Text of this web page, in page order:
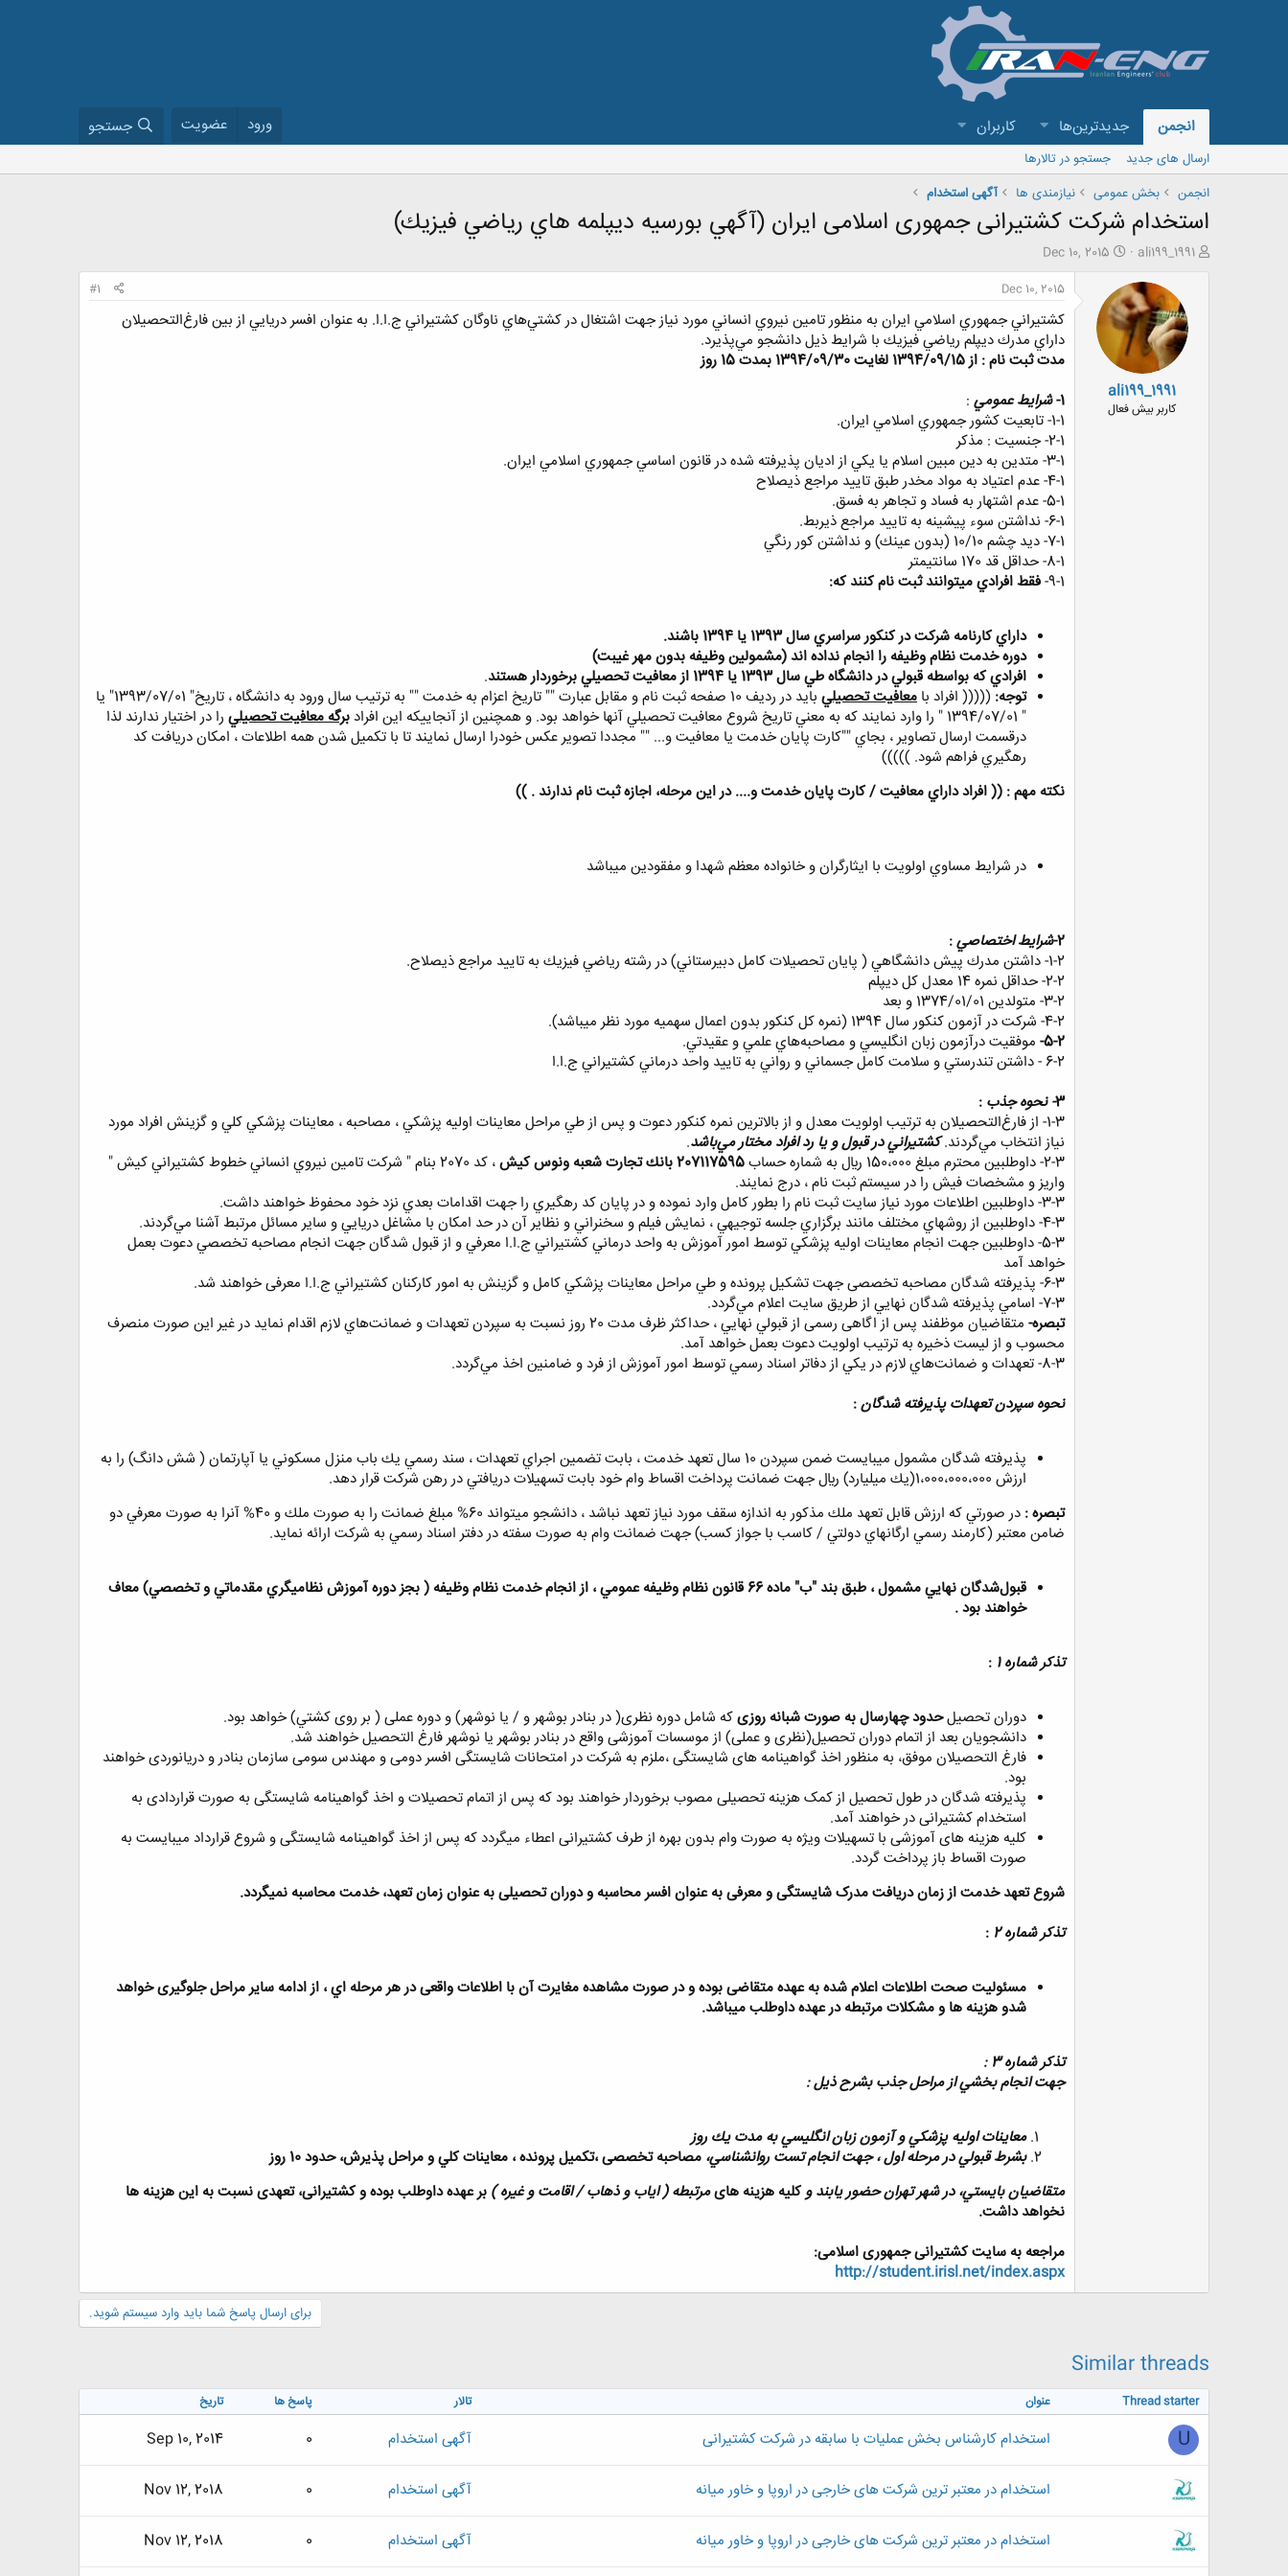
انجمن جدیدترین‌ها کاربران ورود عضویت جستجو
ارسال های جدید
جستجو در تالارها
انجمن
بخش عمومی نیازمندی ها آگهی استخدام
استخدام شرکت کشتیرانی جمهوری اسلامی ایران (آگهي بورسيه ديپلمه هاي‌ رياضي فيزيك)
ش
ali199_1991
ت
ی
خ
ر
ع
Dec 10, 2015
ali199_1991
کاربر بیش فعال
Dec 10, 2015
#1
كشتيراني جمهوري اسلامي ايران به منظور تامين نيروي انساني مورد نياز جهت اشتغال در كشتي‌هاي ناوگان كشتيراني ج.ا.ا. به عنوان افسر دريايي از بين فارغ‌التحصيلان
داراي مدرك ديپلم رياضي فيزيك با شرايط ذيل دانشجو مي‌پذيرد.
مدت ثبت نام : از 1394/09/15 لغايت 1394/09/30 بمدت 15 روز
1- شرايط عمومي :
1-1- تابعيت كشور جمهوري اسلامي ايران.
2-1- جنسيت : مذكر
3-1- متدين به دين مبين اسلام يا يكي از اديان پذيرفته شده در قانون اساسي جمهوري اسلامي ايران.
4-1- عدم اعتياد به مواد مخدر طبق تاييد مراجع ذيصلاح
5-1- عدم اشتهار به فساد و تجاهر به فسق.
6-1- نداشتن سوء‌ پيشينه به تاييد مراجع ذيربط.
7-1- ديد چشم 10/10 (بدون عينك) و نداشتن كور رنگي
8-1- حداقل قد 170 سانتيمتر
9-1- فقط افرادي ميتوانند ثبت نام كنند كه:
داراي كارنامه شركت در كنكور سراسري سال 1393 يا 1394 باشند.
دوره خدمت نظام وظيفه را انجام نداده اند (مشمولين وظيفه بدون مهر غيبت)
افرادي كه بواسطه قبولي در دانشگاه طي سال 1393 يا 1394 از معافيت تحصيلي برخوردار هستند
.
توجه: ((((( افراد با معافيت تحصيلي
بايد در رديف 10 صفحه ثبت نام و مقابل عبارت "" تاريخ اعزام به خدمت "" به ترتيب سال ورود به دانشگاه ، تاريخ" 1393/07/01" يا
" 1394/07/01 " را وارد نمايند كه به معني تاريخ شروع معافيت تحصيلي آنها خواهد بود. و همچنين از آنجاييكه اين افراد
برگه معافيت تحصيلي را در اختيار ندارند لذا
درقسمت ارسال تصاوير ، بجاي ""كارت پايان خدمت يا معافيت و... "" مجددا تصوير عكس خودرا ارسال نمايند تا با تكميل شدن همه اطلاعات ، امكان دريافت كد
رهگيري فراهم شود. )))))
نكته مهم : (( افراد داراي معافيت / كارت پايان خدمت و.... در اين مرحله، اجازه ثبت نام ندارند . ))
در شرايط مساوي اولويت با ايثارگران و خانواده معظم شهدا و مفقودين ميباشد
2-شرايط اختصاصي:
1-2- داشتن مدرك پيش دانشگاهي ( پايان تحصيلات كامل دبيرستاني) در رشته رياضي فيزيك به تاييد مراجع ذيصلاح.
2-2- حداقل نمره 14 معدل كل ديپلم
3-2- متولدين 1374/01/01 و بعد
4-2- شركت در آزمون كنكور سال 1394 (نمره كل كنكور بدون اعمال سهميه مورد نظر ميباشد).
5-2- موفقيت درآزمون زبان انگليسي و مصاحبه‌هاي علمي و عقيدتي.
6-2 - داشتن تندرستي و سلامت كامل جسماني و رواني به تاييد واحد درماني كشتيراني ج.ا.ا
3- نحوه جذب :
1-3- از فارغ‌التحصيلان به ترتيب اولويت معدل و از بالاترين نمره كنكور دعوت و پس از طي مراحل معاينات اوليه پزشكي ، مصاحبه ، معاينات پزشكي كلي و گزينش افراد مورد
نياز انتخاب مي‌گردند.كشتيراني در قبول و يا رد افراد مختار مي‌باشد.
2-3- داوطلبين محترم مبلغ 150،000 ريال به شماره حساب
207117595 بانك تجارت شعبه ونوس كيش
، كد 2070 بنام " شركت تامين نيروي انساني خطوط كشتيراني كيش "
واريز و مشخصات فيش را در سيستم ثبت نام ، درج نمايند.
3-3- داوطلبين اطلاعات مورد نياز سايت ثبت نام را بطور كامل وارد نموده و در پايان كد رهگيري را جهت اقدامات بعدي نزد خود محفوظ خواهند داشت.
4-3- داوطلبين از روشهاي مختلف مانند برگزاري جلسه توجيهي ، نمايش فيلم و سخنراني و نظاير آن در حد امكان با مشاغل دريايي و ساير مسائل مرتبط آشنا مي‌گردند.
5-3- داوطلبين جهت انجام معاينات اوليه پزشكي توسط امور آموزش به واحد درماني كشتيراني ج.ا.ا معرفي و از قبول شدگان جهت انجام مصاحبه تخصصي دعوت بعمل
خواهد آمد
6-3- پذيرفته شدگان مصاحبه تخصصی جهت تشكيل پرونده و طي مراحل معاينات پزشكي كامل و گزينش به امور كاركنان كشتيراني ج.ا.ا معرفی خواهند شد.
7-3- اسامي پذيرفته شدگان نهايي از طريق سايت اعلام مي‌گردد.
تبصره-
متقاضيان موظفند پس از اگاهی رسمی از قبولي نهايي ، حداكثر ظرف مدت 20 روز نسبت به سپردن تعهدات و ضمانت‌هاي لازم اقدام نمايد در غير اين صورت منصرف
محسوب و از ليست ذخيره به ترتيب اولويت دعوت بعمل خواهد آمد.
8-3- تعهدات و ضمانت‌هاي لازم در يكي از دفاتر اسناد رسمي توسط امور آموزش از فرد و ضامنين اخذ مي‌گردد.
نحوه سپردن تعهدات پذيرفته شدگان:
پذيرفته شدگان مشمول ميبايست ضمن سپردن 10 سال تعهد خدمت ، بابت تضمين اجراي تعهدات ، سند رسمي يك باب منزل مسكوني يا آپارتمان ( شش دانگ) را به
ارزش 1،000،000،000(يك ميليارد) ريال جهت ضمانت پرداخت اقساط وام خود بابت تسهيلات دريافتي در رهن شركت قرار دهد.
تبصره :
در صورتي كه ارزش قابل تعهد ملك مذكور به اندازه سقف مورد نياز تعهد نباشد ، دانشجو ميتواند 60% مبلغ ضمانت را به صورت ملك و 40% آنرا به صورت معرفي دو
ضامن معتبر (كارمند رسمي ارگانهاي دولتي / كاسب با جواز كسب) جهت ضمانت وام به صورت سفته در دفتر اسناد رسمي به شركت ارائه نمايد.
قبول‌شدگان نهايي مشمول ، طبق بند "ب" ماده 66 قانون نظام وظيفه عمومي ، از انجام خدمت نظام وظيفه ( بجز دوره آموزش نظاميگري مقدماتي و تخصصي) معاف
خواهند بود .
تذکر شماره 1 :
دوران تحصيلحدود چهارسال به صورت شبانه روزیكه شامل دوره نظری( در بنادر بوشهر و / يا نوشهر) و دوره عملی ( بر روی کشتي) خواهد بود.
دانشجويان بعد از اتمام دوران تحصيل(نظری و عملی) از موسسات آموزشی واقع در بنادر بوشهر يا نوشهر فارغ التحصيل خواهند شد.
فارغ التحصيلان موفق، به منظور اخذ گواهينامه های شايستگی ،ملزم به شرکت در امتحانات شايستگی افسر دومی و مهندس سومی سازمان بنادر و دريانوردی خواهند
بود.
پذيرفته شدگان در طول تحصيل از کمک هزينه تحصيلی مصوب برخوردار خواهند بود که پس از اتمام تحصيلات و اخذ گواهينامه شايستگی به صورت قراردادی به
استخدام کشتيرانی در خواهند آمد.
کليه هزينه های آموزشی با تسهيلات ويژه به صورت وام بدون بهره از طرف کشتيرانی اعطاء ميگردد که پس از اخذ گواهينامه شايستگی و شروع قرارداد ميبايست به
صورت اقساط باز پرداخت گردد.
شروع تعهد خدمت از زمان دريافت مدرک شايستگی و معرفی به عنوان افسر محاسبه و دوران تحصيلی به عنوان زمان تعهد، خدمت محاسبه نميگردد.
تذکر شماره 2 :
مسئوليت صحت اطلاعات اعلام شده به عهده متقاضی بوده و در صورت مشاهده مغايرت آن با اطلاعات واقعی در هر مرحله اي ، از ادامه ساير مراحل جلوگيری خواهد
شدو هزينه ها و مشكلات مرتبطه در عهده داوطلب ميباشد.
تذکر شماره 3 :
جهت انجام بخشي از مراحل جذب بشرح ذيل :
معاينات اوليه پزشكي و آزمون زبان انگليسي به مدت يك روز
بشرط قبولي در مرحله اول ، جهت انجام تست روانشناسي، مصاحبه تخصصی ،تکميل پرونده ، معاينات کلي و مراحل پذيرش، حدود 10 روز
متقاضيان بايستي، در شهر تهران حضور يابند وکليه هزينه هایمرتبطه ( اياب و ذهاب / اقامت و غيره ) بر عهده داوطلب بوده و کشتيرانی، تعهدی نسبت به اين هزينه ها
نخواهد داشت.
مراجعه به سایت کشتیرانی جمهوری اسلامی:
http://student.irisl.net/index.aspx
برای ارسال پاسخ شما باید وارد سیستم شوید.
Similar threads
Thread starter عنوان تالار پاسخ ها تاریخ
U استخدام کارشناس بخش عملیات با سابقه در شرکت کشتیرانی آگهی استخدام 0
Sep 10, 2014
استخدام در معتبر ترین شرکت های خارجی در اروپا و خاور میانه آگهی استخدام 0
Nov 12, 2018
استخدام در معتبر ترین شرکت های خارجی در اروپا و خاور میانه آگهی استخدام 0
Nov 12, 2018